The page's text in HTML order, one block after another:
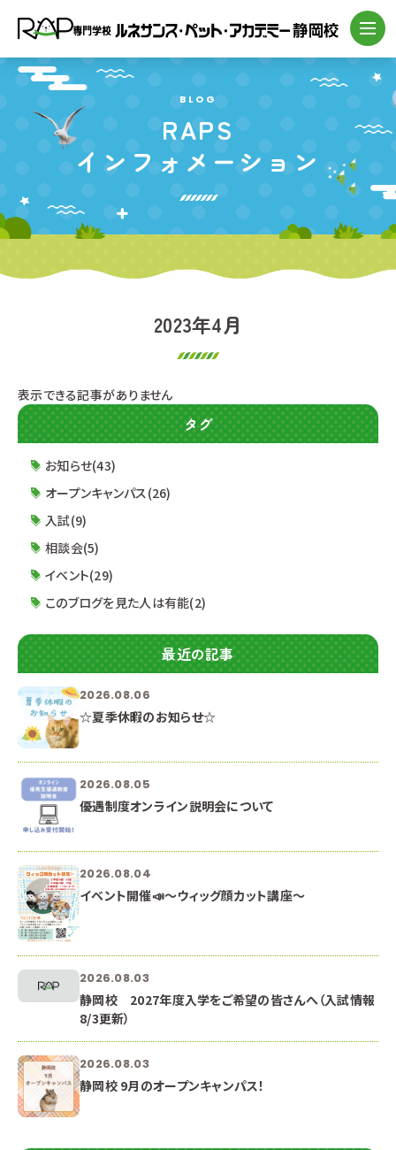
BLOG
RAPS
インフォメーション
2023年4月
表示できる記事がありません
タグ
お知らせ(43)
オープンキャンパス(26)
入試(9)
相談会(5)
イベント(29)
このブログを見た人は有能(2)
最近の記事
2026.08.06
☆夏季休暇のお知らせ☆
2026.08.05
優遇制度オンライン説明会について
2026.08.04
イベント開催📣～ウィッグ顔カット講座～
2026.08.03
静岡校 2027年度入学をご希望の皆さんへ（入試情報
8/3更新）
2026.08.03
静岡校 9月のオープンキャンパス！